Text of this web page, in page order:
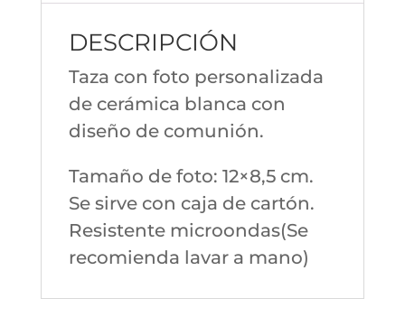
DESCRIPCIÓN
Taza con foto personalizada
de cerámica blanca con
diseño de comunión.
Tamaño de foto: 12×8,5 cm.
Se sirve con caja de cartón.
Resistente microondas(Se
recomienda lavar a mano)